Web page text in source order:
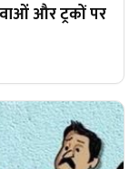
और ट्रकों पर